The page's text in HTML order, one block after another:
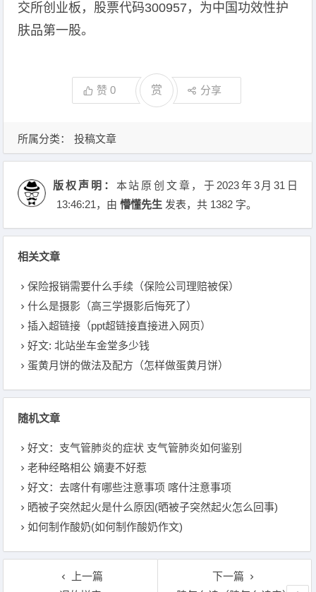
交所创业板，股票代码300957，为中国功效性护
肤品第一股。
赞0 赏 分享
所属分类： 投稿文章
版权声明： 本站原创文章，于2023年3月31日
13:46:21，由懵懂先生 发表，共 1382 字。
相关文章
保险报销需要什么手续（保险公司理赔被保）
什么是摄影（高三学摄影后悔死了）
插入超链接（ppt超链接直接进入网页）
好文: 北站坐车金堂多少钱
蛋黄月饼的做法及配方（怎样做蛋黄月饼）
随机文章
好文：支气管肺炎的症状 支气管肺炎如何鉴别
老种经略相公 嫡妻不好惹
好文：去喀什有哪些注意事项 喀什注意事项
晒被子突然起火是什么原因(晒被子突然起火怎么回事)
如何制作酸奶(如何制作酸奶作文)
上一篇
下一篇